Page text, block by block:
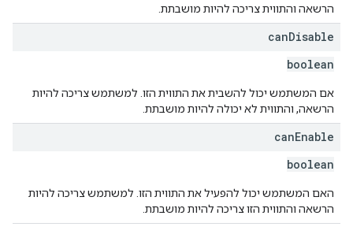
הרשאה והתווית צריכה להיות מושבתת.
canDisable
boolean
אם המשתמש יכול להשבית את התווית הזו. למשתמש צריכה להיות
הרשאה, והתווית לא יכולה להיות מושבתת.
canEnable
boolean
האם המשתמש יכול להפעיל את התווית הזו. למשתמש צריכה להיות
הרשאה והתווית הזו צריכה להיות מושבתת.